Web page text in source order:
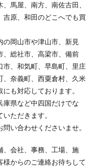
馬屋、南方、南佐古田、
吉原、和田のどこへでも買
の岡山市や津山市、新見
、総社市、高梁市、備前
市、和気町、早島町、里庄
、奈義町、西粟倉村、久米
も対応しております。
庫県など中四国だけでな
ただきます。
い合わせくださいませ。
、会社、事務、工場、施
様からのご連絡お待ちして